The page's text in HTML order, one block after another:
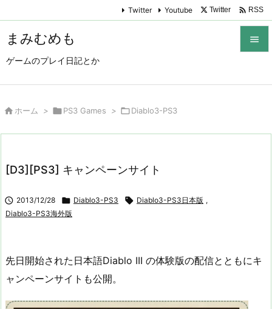
まみむめも
ゲームのプレイ日記とか

Twitter Youtube Twitter  RSS
 ホーム > PS3 Games > Diablo3-PS3
[D3][PS3] キャンペーンサイト
 2013/12/28  Diablo3-PS3  Diablo3-PS3日本版 ,
Diablo3-PS3海外版
先日開始された日本語Diablo III の体験版の配信とともにキ
ャンペーンサイトも公開。